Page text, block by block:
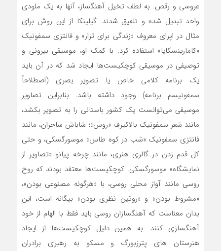
عروسی و رقص. به لطف تخیل آهنگساز، آنها به یک ملودی
واحد تبدیل شده و تلفیق شدند. گیلینکا از این روش برای
مثال در اپرای معروف «زندگی برای تزار» و فانتزی سمفونیک
«کامارینسکایا» استفاده کرد. با کمک او، موسیقی بیرونی و
توصیفی در موسیقی ‌کوچکیست‌ها ایجاد شد که در آن باید
یک برنامه کلامی خاص یا تصویر بصری (اصطلاحاً
سمفونیسم برنامه) وجود داشته باشد. بنابراین تصاویر
موسیقی می‌توانست یک کشور باستانی را به تصویر بکشد،
مانند شعر سمفونیک بالاکیرف «روس»؛ شاباش ساحران، مانند
فانتزی سمفونیک «شب در کوه طاس» موسورگسکی، و حتی
کل قدم زدن در گالری هنری، مانند چرخه پیانو «تصاویر از
نمایشگاه» موسورگسکی. ‌کوچکیست‌ها معتقد بودند که روح
روسی مانند آواز محلی روسی، با «هرگونه مصنوعی بودن»،
«مشروط بودن» و «روتین نظری بودن» بیگانه است، این
بدان معناست که آهنگسازان روسی باید فقط با الهام از خود
آهنگسازی کنند. به همین دلیل کوچکیست‌ها از ایجاد
هنرستان های پترزبورگ و مسکو به رهبری برادران